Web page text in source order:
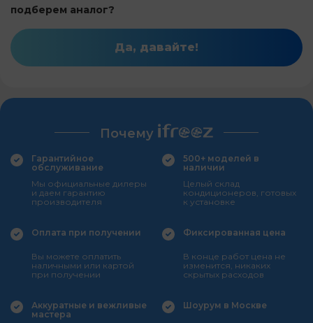
подберем аналог?
Да, давайте!
Почему
Гарантийное
обслуживание
Мы официальные дилеры
и даем гарантию
производителя
500+ моделей в
наличии
Целый склад
кондиционеров, готовых
к установке
Оплата при получении
Вы можете оплатить
наличными или картой
при получении
Фиксированная цена
В конце работ цена не
изменится, никаких
скрытых расходов
Аккуратные и вежливые
мастера
Шоурум в Москве